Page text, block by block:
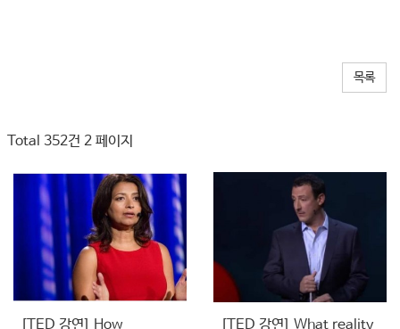
목록
Total 352건 2 페이지
[TED 강연] How
[TED 강연] What reality